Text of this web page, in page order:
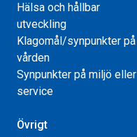
Hälsa och hållbar
utveckling
Klagomål/synpunkter på
vården
Synpunkter på miljö eller
service
Övrigt